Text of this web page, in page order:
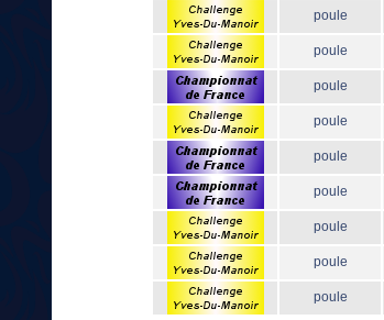
poule
poule
poule
poule
poule
poule
poule
poule
poule